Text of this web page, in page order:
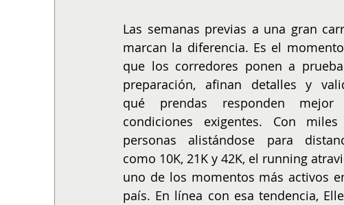
Las semanas previas a una gran
marcan la diferencia. Es el
que los corredores ponen a
preparación, afinan detalles y
qué prendas responden mejor
condiciones exigentes. Con
personas alistándose para
como 10K, 21K y 42K, el running
uno de los momentos más activos
país. En línea con esa tendencia,